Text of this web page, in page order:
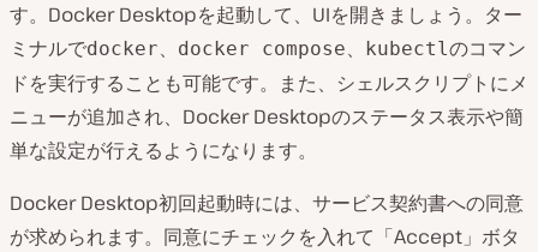
す。Docker Desktopを起動して、UIを開きましょう。ター
ミナルでdocker、 docker compose、 kubectlのコマン
ドを実行することも可能です。また、シェルスクリプトにメ
ニューが追加され、Docker Desktopのステータス表示や簡
単な設定が行えるようになります。
Docker Desktop初回起動時には、サービス契約書への同意
が求められます。同意にチェックを入れて「Accept」ボタ